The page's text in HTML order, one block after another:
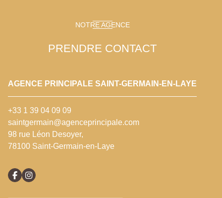
NOTRE AGENCE
PRENDRE CONTACT
AGENCE PRINCIPALE SAINT-GERMAIN-EN-LAYE
+33 1 39 04 09 09
saintgermain@agenceprincipale.com
98 rue Léon Desoyer,
78100 Saint-Germain-en-Laye